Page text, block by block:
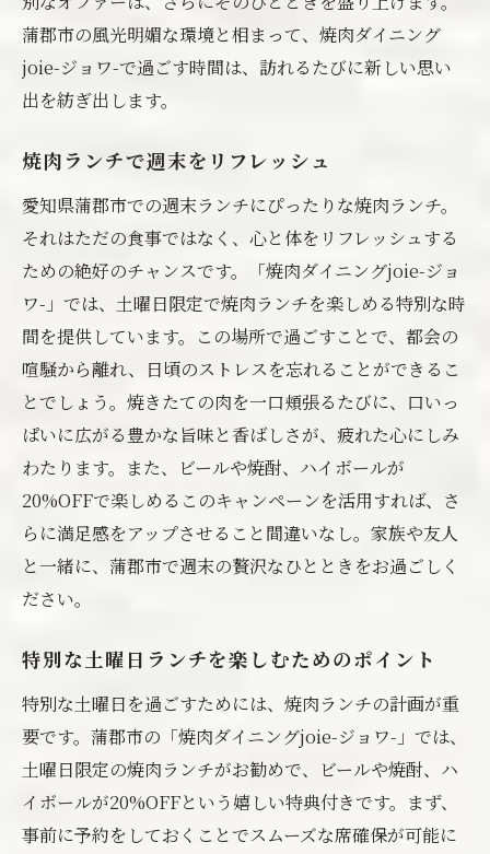
絶品焼肉とともに幸せな時間を土曜日限定の特
特別価格で楽しめる絶品焼肉
土曜日限定の焼肉ランチの賢い楽しみ方
特別な焼肉で味わう至福の時間
蒲郡市での特別な焼肉体験
週末を彩る焼肉の魅力と楽しみ方
蒲郡市の風光明媚な環境と相まって、焼肉ダイニング
joie-ジョワ-で過ごす時間は、訪れるたびに新しい思い
出を紡ぎ出します。
焼肉ランチで週末をリフレッシュ
愛知県蒲郡市での週末ランチにぴったりな焼肉ランチ。
それはただの食事ではなく、心と体をリフレッシュする
ための絶好のチャンスです。「焼肉ダイニングjoie-ジョ
ワ-」では、土曜日限定で焼肉ランチを楽しめる特別な時
間を提供しています。この場所で過ごすことで、都会の
喧騒から離れ、日頃のストレスを忘れることができるこ
とでしょう。焼きたての肉を一口頬張るたびに、口いっ
ぱいに広がる豊かな旨味と香ばしさが、疲れた心にしみ
わたります。また、ビールや焼酎、ハイボールが
20%OFFで楽しめるこのキャンペーンを活用すれば、さ
らに満足感をアップさせること間違いなし。家族や友人
と一緒に、蒲郡市で週末の贅沢なひとときをお過ごしく
ださい。
特別な土曜日ランチを楽しむためのポイント
特別な土曜日を過ごすためには、焼肉ランチの計画が重
要です。蒲郡市の「焼肉ダイニングjoie-ジョワ-」では、
土曜日限定の焼肉ランチがお勧めで、ビールや焼酎、ハ
イボールが20%OFFという嬉しい特典付きです。まず、
事前に予約をしておくことでスムーズな席確保が可能に